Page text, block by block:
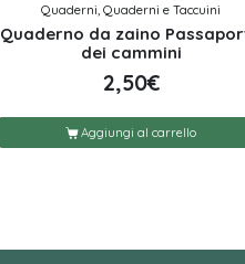
Quaderni, Quaderni e Taccuini
Quaderno da zaino
dei cammini
2,50€
Aggiungi al carrello